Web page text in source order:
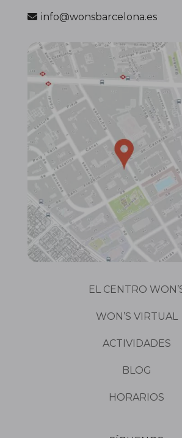
info@wonsbarcelona.es
EL CENTRO
WON’S VIRTUAL
ACTIVIDADES
BLOG
HORARIOS